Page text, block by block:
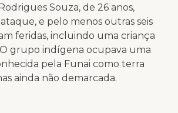
Souza, de 26 anos,
e pelo menos outras seis
feridas, incluindo uma criança
O grupo indígena ocupava uma
pela Funai como terra
ainda não demarcada.